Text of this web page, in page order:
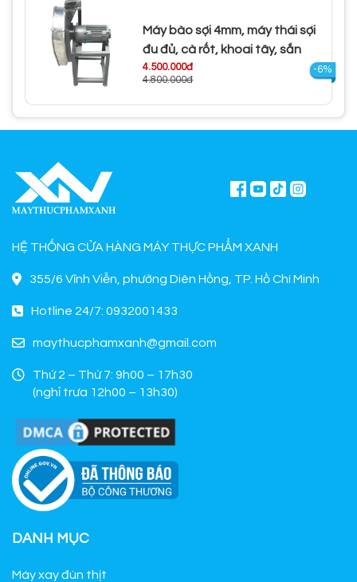
Máy bào sợi 4mm, máy thái sợi
đu đủ, cà rốt, khoai tây, sắn
4.500.000đ
4.800.000đ
-6%
HỆ THỐNG CỬA HÀNG MÁY THỰC PHẨM XANH
355/6 Vĩnh Viễn, phường Diên Hồng, TP. Hồ Chí Minh
Hotline 24/7: 0932001433
maythucphamxanh@gmail.com
Thứ 2 – Thứ 7: 9h00 – 17h30
(nghỉ trưa 12h00 – 13h30)
DANH MỤC
Máy xay đùn thịt